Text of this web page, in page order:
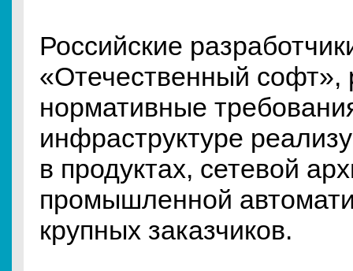
Российские
«Отечественный софт»,
нормативные
инфраструктуре
в продуктах, сетевой
промышленной
крупных заказчиков.